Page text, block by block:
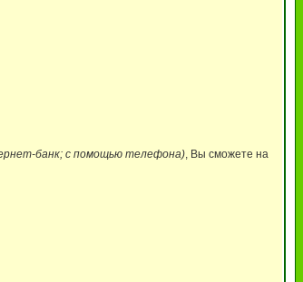
банк; с помощью телефона), Вы сможете на